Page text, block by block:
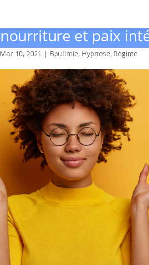
et paix
Mar 10, 2021 | Boulimie, Hypnose, Régime